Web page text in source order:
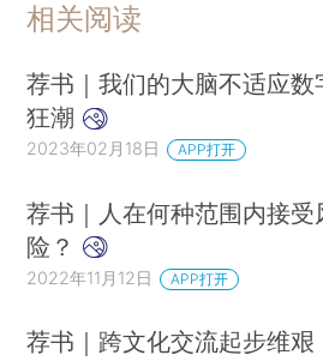
相关阅读
荐书｜我们的大脑不适应数
狂潮
2023年02月18日 APP打开
荐书｜人在何种范围内接受
险？
2022年11月12日 APP打开
荐书｜跨文化交流起步维艰